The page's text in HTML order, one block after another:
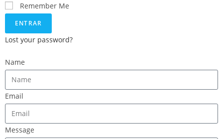
Remember Me
ENTRAR
Lost your password?
Name
Email
Message